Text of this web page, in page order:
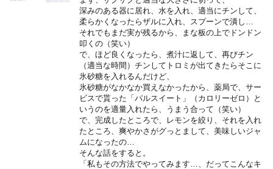
深みのある器に居れ、水を入れ、適当にチンして、
柔らかくなったらザルに入れ、スプーンで潰し…
それでもまだ実が残るから、まな板の上でドンドン
叩くの（笑い）
で、ほど良くなったら、煮汁に返して、再びチン
（適当な時間）チンしてトロミが出てきたらそこに
氷砂糖を入れるんだけど、
氷砂糖がなかなか買えなかったから、薬局で、サー
ビスで貰った「パルスイート」（カロリーゼロ）と
いうのを適量入れたら、うまう合って（笑い）
で、完成したところで、レモンを絞り、それを入れ
たところ、爽やかさがグっとまして、美味しいジャ
ムになったの…
そんな話をすると。
「私もその方法でやってみます…、だってこんなキ